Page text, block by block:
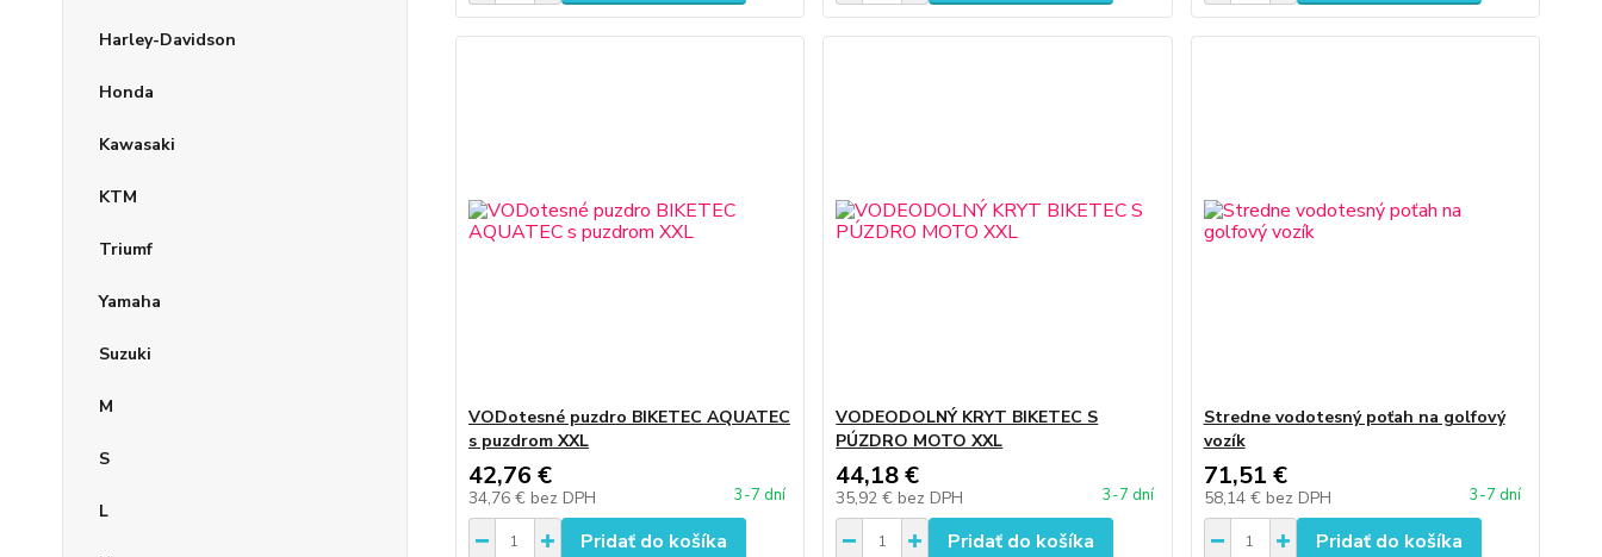
Harley-Davidson
Honda
Kawasaki
KTM
Triumf
Yamaha
Suzuki
M
S
L
VODotesné puzdro BIKETEC AQUATEC
s puzdrom XXL
42,76 €
34,76 € bez DPH 3-7 dní
Pridať do košíka
VODEODOLNÝ KRYT BIKETEC S
PÚZDRO MOTO XXL
44,18 €
35,92 € bez DPH 3-7 dní
Pridať do košíka
Stredne vodotesný poťah na golfový
vozík
71,51 €
58,14 € bez DPH 3-7 dní
Pridať do košíka